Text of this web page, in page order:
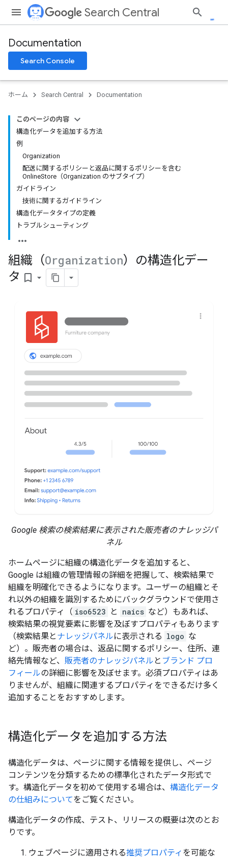
Search Central
Documentation
Search Console
ホーム Search Central Documentation
このページの内容
構造化データを追加する方法
例
Organization
配送に関するポリシーと返品に関するポリシーを含む
OnlineStore（Organization のサブタイプ）
ガイドライン
技術に関するガイドライン
構造化データタイプの定義
トラブルシューティング
組織（Organization）の構造化デー
タ bookmark_border
Google 検索の検索結果に表示された販売者のナレッジパ
ネル
ホームページに組織の構造化データを追加すると、
Google は組織の管理情報の詳細を把握して、検索結果で
組織を明確化できるようになります。ユーザーの組織とそ
れ以外の組織を識別するためにバックグラウンドで使用さ
れるプロパティ（ iso6523 と naics など）もあれば、
検索結果の視覚要素に影響を及ぼすプロパティもあります
（検索結果と ナレッジパネルに表示される logo な
ど）。販売者の場合は、返品に関するポリシー、住所、連
絡先情報など、 販売者のナレッジパネル と ブランド プロ
フィールの詳細に影響を及ぼせます。必須プロパティはあ
りませんが、組織に関連するプロパティをできるだけ多く
追加することをおすすめします。
構造化データを追加する方法
構造化データは、ページに関する情報を提供し、ページ
コンテンツを分類するための標準化されたデータ形式で
す。構造化データを初めて使用する場合は、 構造化データ
の仕組みについてをご覧ください。
構造化データの作成、テスト、リリースの概要は次のとお
りです。
ウェブページに適用される推奨プロパティ を可能な